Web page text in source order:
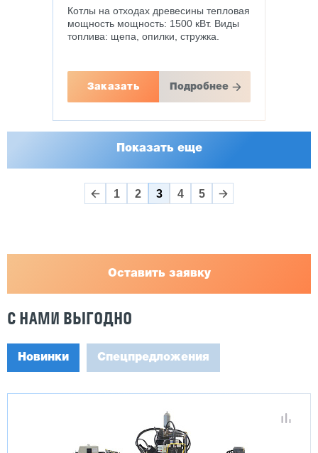
Котлы на отходах древесины тепловая
мощность мощность: 1500 кВт. Виды
топлива: щепа, опилки, стружка.
Заказать Подробнее
Показать еще
1 2 3 4 5
Оставить заявку
С НАМИ ВЫГОДНО
Новинки Спецпредложения